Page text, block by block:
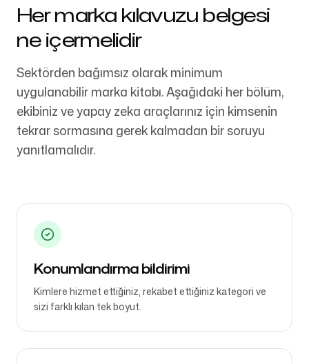
İletişim
Giriş yap Kaydol
Her marka kılavuzu belgesi
ne içermelidir
Sektörden bağımsız olarak minimum
uygulanabilir marka kitabı. Aşağıdaki her bölüm,
ekibiniz ve yapay zeka araçlarınız için kimsenin
tekrar sormasına gerek kalmadan bir soruyu
yanıtlamalıdır.
Konumlandırma bildirimi
Kimlere hizmet ettiğiniz, rekabet ettiğiniz kategori ve
sizi farklı kılan tek boyut.